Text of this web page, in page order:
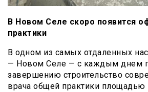
В Новом Селе скоро появится
практики
В одном из самых отдаленных
— Новом Селе — с каждым днем
завершению строительство
врача общей практики площадью